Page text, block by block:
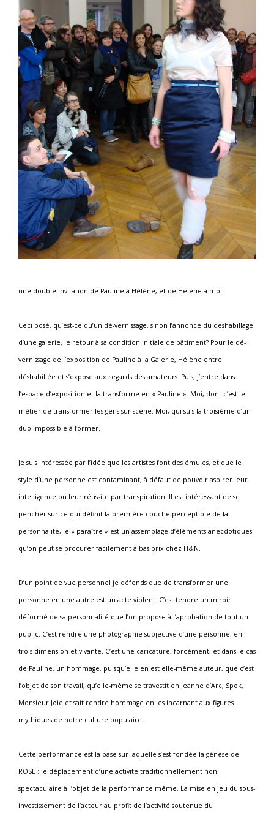
une double invitation de Pauline à Hélène, et de Hélène à moi.
Ceci posé, qu’est-ce qu’un dé-vernissage, sinon l’annonce du déshabillage
d’une galerie, le retour à sa condition initiale de bâtiment? Pour le dé-
vernissage de l’exposition de Pauline à la Galerie, Hélène entre
déshabillée et s’expose aux regards des amateurs. Puis, j’entre dans
l’espace d’exposition et la transforme en « Pauline ». Moi, dont c’est le
métier de transformer les gens sur scène. Moi, qui suis la troisième d’un
duo impossible à former.
Je suis intéressée par l’idée que les artistes font des émules, et que le
style d’une personne est contaminant, à défaut de pouvoir aspirer leur
intelligence ou leur réussite par transpiration. Il est intéressant de se
pencher sur ce qui définit la première couche perceptible de la
personnalité, le « paraître » est un assemblage d’éléments anecdotiques
qu’on peut se procurer facilement à bas prix chez H&N.
D’un point de vue personnel je défends que de transformer une
personne en une autre est un acte violent. C’est tendre un miroir
déformé de sa personnalité que l’on propose à l’aprobation de tout un
public. C’est rendre une photographie subjective d’une personne, en
trois dimension et vivante. C’est une caricature, forcément, et dans le cas
de Pauline, un hommage, puisqu’elle en est elle-même auteur, que c’est
l’objet de son travail, qu’elle-même se travestit en Jeanne d’Arc, Spok,
Monsieur Joie et sait rendre hommage en les incarnant aux figures
mythiques de notre culture populaire.
Cette performance est la base sur laquelle s’est fondée la génèse de
ROSE ; le déplacement d’une activité traditionnellement non
spectaculaire à l’objet de la performance même. La mise en jeu du sous-
investissement de l’acteur au profit de l’activité soutenue du